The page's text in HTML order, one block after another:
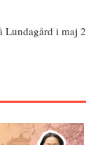
Lundagård i maj